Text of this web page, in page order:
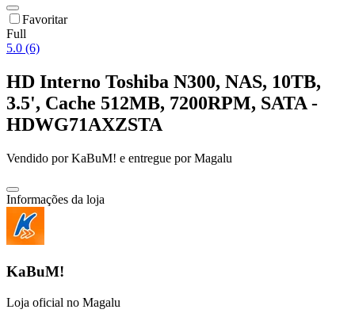
Favoritar
Full
5.0 (6)
HD Interno Toshiba N300, NAS, 10TB,
3.5', Cache 512MB, 7200RPM, SATA -
HDWG71AXZSTA
Vendido porKaBuM! e entregue por Magalu
Informações da loja
KaBuM!
Loja oficial no Magalu